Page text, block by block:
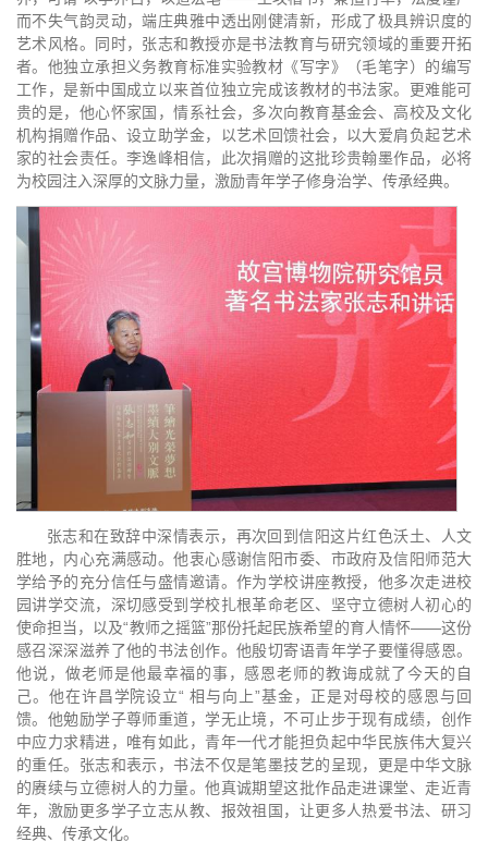
而不失气韵灵动，端庄典雅中透出刚健清新，形成了极具辨识度的
艺术风格。同时，张志和教授亦是书法教育与研究领域的重要开拓
者。他独立承担义务教育标准实验教材《写字》（毛笔字）的编写
工作，是新中国成立以来首位独立完成该教材的书法家。更难能可
贵的是，他心怀家国，情系社会，多次向教育基金会、高校及文化
机构捐赠作品、设立助学金，以艺术回馈社会，以大爱肩负起艺术
家的社会责任。李逸峰相信，此次捐赠的这批珍贵翰墨作品，必将
为校园注入深厚的文脉力量，激励青年学子修身治学、传承经典。
张志和在致辞中深情表示，再次回到信阳这片红色沃土、人文
胜地，内心充满感动。他衷心感谢信阳市委、市政府及信阳师范大
学给予的充分信任与盛情邀请。作为学校讲座教授，他多次走进校
园讲学交流，深切感受到学校扎根革命老区、坚守立德树人初心的
使命担当，以及“教师之摇篮”那份托起民族希望的育人情怀——这份
感召深深滋养了他的书法创作。他殷切寄语青年学子要懂得感恩。
他说，做老师是他最幸福的事，感恩老师的教诲成就了今天的自
己。他在许昌学院设立“ 相与向上”基金，正是对母校的感恩与回
馈。他勉励学子尊师重道，学无止境，不可止步于现有成绩，创作
中应力求精进，唯有如此，青年一代才能担负起中华民族伟大复兴
的重任。张志和表示，书法不仅是笔墨技艺的呈现，更是中华文脉
的赓续与立德树人的力量。他真诚期望这批作品走进课堂、走近青
年，激励更多学子立志从教、报效祖国，让更多人热爱书法、研习
经典、传承文化。